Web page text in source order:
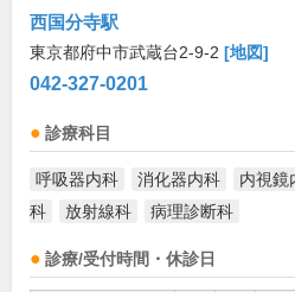
西国分寺駅
東京都府中市武蔵台2-9-2 [地図]
042-327-0201
診療科目
呼吸器内科 消化器内科 内視鏡
科
放射線科 病理診断科
診療/受付時間・休診日